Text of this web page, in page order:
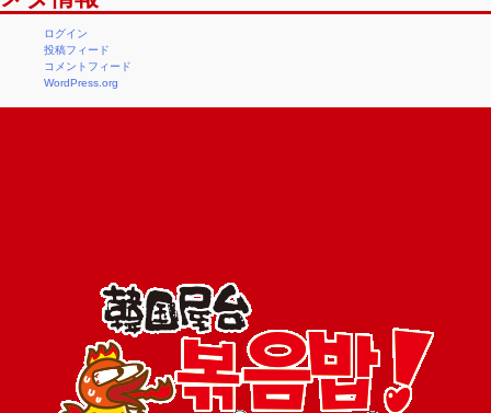
ログイン
投稿フィード
コメントフィード
WordPress.org